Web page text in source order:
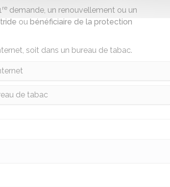
re demande, un renouvellement ou un
ou bénéficiaire de la protection
soit dans un bureau de tabac.
de tabac